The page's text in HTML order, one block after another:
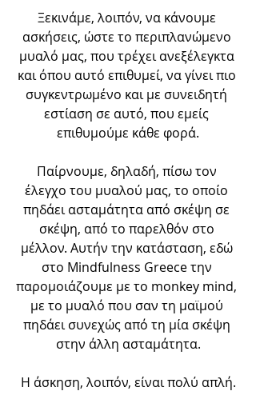
Ξεκινάμε, λοιπόν, να κάνουμε
ασκήσεις, ώστε το περιπλανώμενο
μυαλό μας, που τρέχει ανεξέλεγκτα
και όπου αυτό επιθυμεί, να γίνει πιο
συγκεντρωμένο και με συνειδητή
εστίαση σε αυτό, που εμείς
επιθυμούμε κάθε φορά.
Παίρνουμε, δηλαδή, πίσω τον
έλεγχο του μυαλού μας, το οποίο
πηδάει ασταμάτητα από σκέψη σε
σκέψη, από το παρελθόν στο
μέλλον. Αυτήν την κατάσταση, εδώ
στο Mindfulness Greece την
παρομοιάζουμε με το monkey mind,
με το μυαλό που σαν τη μαϊμού
πηδάει συνεχώς από τη μία σκέψη
στην άλλη ασταμάτητα.
Η άσκηση, λοιπόν, είναι πολύ απλή.